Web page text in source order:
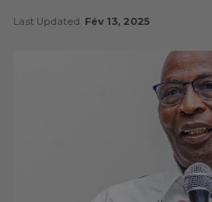
Last Updated Fév 13, 2025